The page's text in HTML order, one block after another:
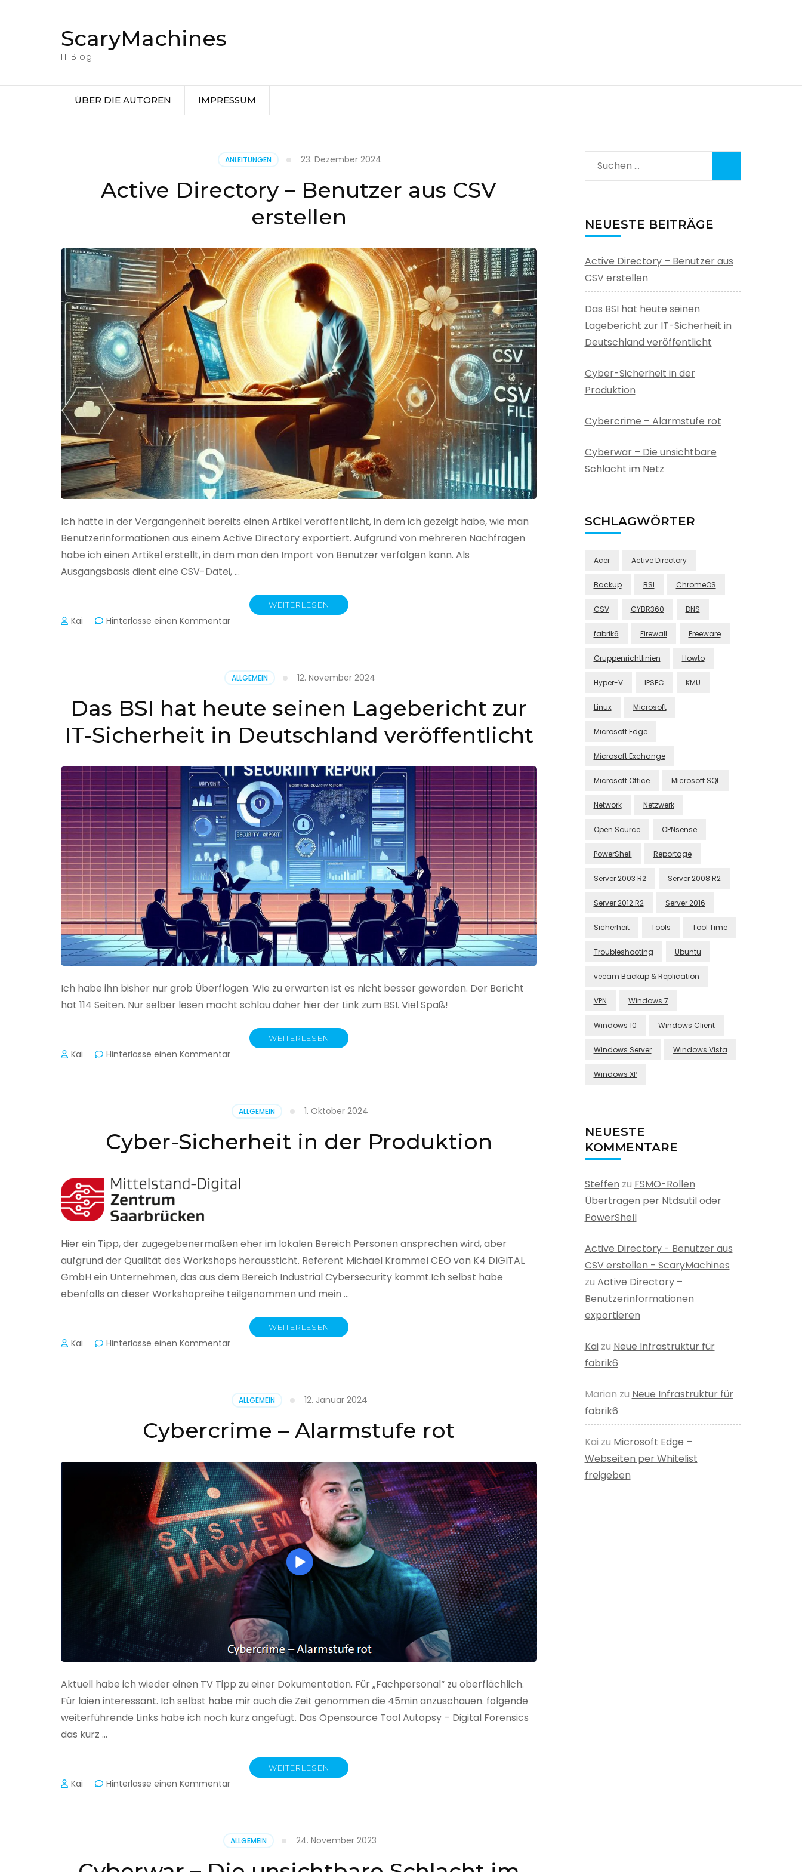
(Eingabetaste
ScaryMachines
IT Blog
ÜBER DIE AUTOREN IMPRESSUM
ANLEITUNGEN 23. Dezember 2024
Active Directory – Benutzer aus CSV
erstellen
Ich hatte in der Vergangenheit bereits einen Artikel veröffentlicht, in dem ich gezeigt habe, wie man
Benutzerinformationen aus einem Active Directory exportiert. Aufgrund von mehreren Nachfragen
habe ich einen Artikel erstellt, in dem man den Import von Benutzer verfolgen kann. Als
Ausgangsbasis dient eine CSV-Datei, …
WEITERLESEN
Kai Hinterlasse einen Kommentarzu
Benutzer
aus
erstellen
ALLGEMEIN 12. November 2024
Das BSI hat heute seinen Lagebericht zur
IT-Sicherheit in Deutschland veröffentlicht
Ich habe ihn bisher nur grob Überflogen. Wie zu erwarten ist es nicht besser geworden. Der Bericht
hat 114 Seiten. Nur selber lesen macht schlau daher hier der Link zum BSI. Viel Spaß!
WEITERLESEN
Kai Hinterlasse einen Kommentarzu
heute
seinen
zur
in
Deutschland
ALLGEMEIN 1. Oktober 2024
Cyber-Sicherheit in der Produktion
Hier ein Tipp, der zugegebenermaßen eher im lokalen Bereich Personen ansprechen wird, aber
aufgrund der Qualität des Workshops heraussticht. Referent Michael Krammel CEO von K4 DIGITAL
GmbH ein Unternehmen, das aus dem Bereich Industrial Cybersecurity kommt.Ich selbst habe
ebenfalls an dieser Workshopreihe teilgenommen und mein …
WEITERLESEN
Kai Hinterlasse einen Kommentarzu
der
Produktion
ALLGEMEIN 12. Januar 2024
Cybercrime – Alarmstufe rot
Aktuell habe ich wieder einen TV Tipp zu einer Dokumentation. Für „Fachpersonal“ zu oberflächlich.
Für laien interessant. Ich selbst habe mir auch die Zeit genommen die 45min anzuschauen. folgende
weiterführende Links habe ich noch kurz angefügt. Das Opensource Tool Autopsy – Digital Forensics
das kurz …
WEITERLESEN
Kai Hinterlasse einen Kommentarzu
rot
ALLGEMEIN 24. November 2023
Suchen
nach:
NEUESTE BEITRÄGE
Active Directory – Benutzer aus
CSV erstellen
Das BSI hat heute seinen
Lagebericht zur IT-Sicherheit in
Deutschland veröffentlicht
Cyber-Sicherheit in der
Produktion
Cybercrime – Alarmstufe rot
Cyberwar – Die unsichtbare
Schlacht im Netz
SCHLAGWÖRTER
Acer Active Directory
Backup BSI ChromeOS
CSV CYBR360 DNS
fabrik6 Firewall Freeware
Gruppenrichtlinien Howto
Hyper-V IPSEC KMU
Linux Microsoft
Microsoft Edge
Microsoft Exchange
Microsoft Office Microsoft SQL
Network Netzwerk
Open Source OPNsense
PowerShell Reportage
Server 2003 R2 Server 2008 R2
Server 2012 R2 Server 2016
Sicherheit Tools Tool Time
Troubleshooting Ubuntu
veeam Backup & Replication
VPN Windows 7
Windows 10 Windows Client
Windows Server Windows Vista
Windows XP
NEUESTE
KOMMENTARE
Steffen zu FSMO-Rollen
Übertragen per Ntdsutil oder
PowerShell
Active Directory - Benutzer aus
CSV erstellen - ScaryMachines
zu Active Directory –
Benutzerinformationen
exportieren
Kaizu Neue Infrastruktur für
fabrik6
Marian zu Neue Infrastruktur für
fabrik6
Kai zu Microsoft Edge –
Webseiten per Whitelist
freigeben